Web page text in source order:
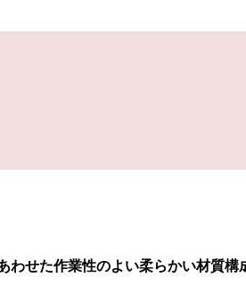
せた作業性のよい柔らかい材質